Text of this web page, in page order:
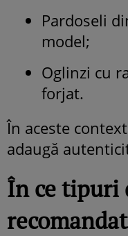
Pardoseli
model;
Oglinzi cu
forjat.
În aceste
adaugă
În ce tipuri